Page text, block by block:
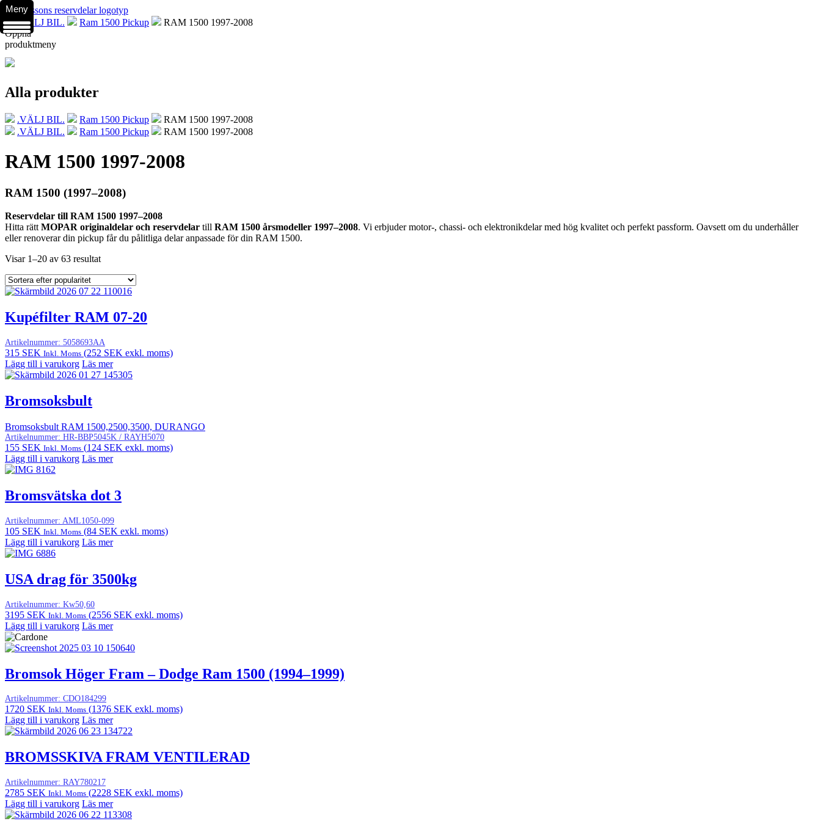
.VÄLJ BIL. Ram 1500 Pickup
RAM 1500 1997-2008
Öppna
produktmeny
Alla produkter
.VÄLJ BIL. Ram 1500 Pickup
RAM 1500 1997-2008
.VÄLJ BIL.
Ram 1500 Pickup RAM 1500 1997-2008
RAM 1500 1997-2008
RAM 1500 (1997–2008)
Reservdelar till RAM 1500 1997–2008
Hitta rättMOPAR originaldelar och reservdelar till RAM 1500 årsmodeller 1997–2008. Vi erbjuder motor-, chassi- och elektronikdelar med hög kvalitet och perfekt passform. Oavsett om du underhåller
eller renoverar din pickup får du pålitliga delar anpassade för din RAM 1500.
Visar 1–20 av 63 resultat
Kupéfilter RAM 07-20
Artikelnummer: 5058693AA
315 SEK Inkl. Moms (252 SEK exkl. moms)
Lägg till i varukorg Läs mer
Bromsoksbult
Bromsoksbult RAM 1500,2500,3500, DURANGO
Artikelnummer: HR-BBP5045K / RAYH5070
155 SEK Inkl. Moms (124 SEK exkl. moms)
Lägg till i varukorg Läs mer
Bromsvätska dot 3
Artikelnummer: AML1050-099
105 SEK Inkl. Moms (84 SEK exkl. moms)
Lägg till i varukorg Läs mer
USA drag för 3500kg
Artikelnummer: Kw50,60
3195 SEK Inkl. Moms (2556 SEK exkl. moms)
Lägg till i varukorg Läs mer
Bromsok Höger Fram – Dodge Ram 1500 (1994–1999)
Artikelnummer: CDO184299
1720 SEK Inkl. Moms (1376 SEK exkl. moms)
Lägg till i varukorg Läs mer
BROMSSKIVA FRAM VENTILERAD
Artikelnummer: RAY780217
2785 SEK Inkl. Moms (2228 SEK exkl. moms)
Lägg till i varukorg Läs mer
Meny